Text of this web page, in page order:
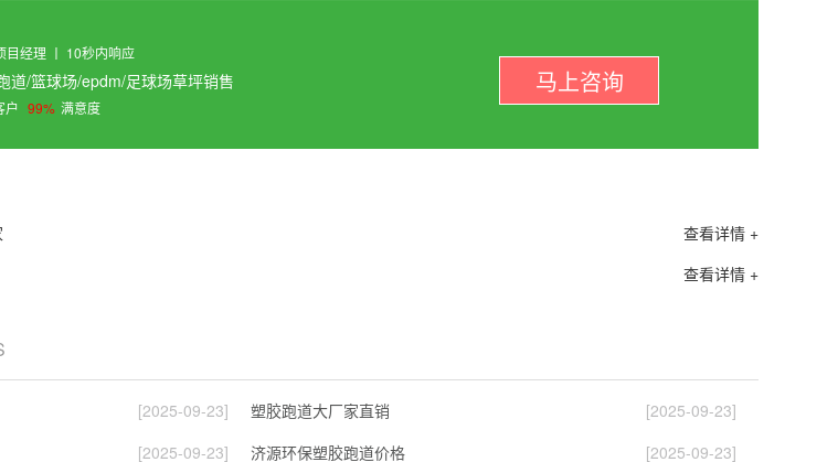
目经理 丨 10秒内响应
道/篮球场/epdm/足球场草坪销售
户 99% 满意度
马上咨询
查看详情 +
查看详情 +
[2025-09-23] 塑胶跑道大厂家直销
[2025-09-23]
[2025-09-23] 济源环保塑胶跑道价格 [2025-09-23]